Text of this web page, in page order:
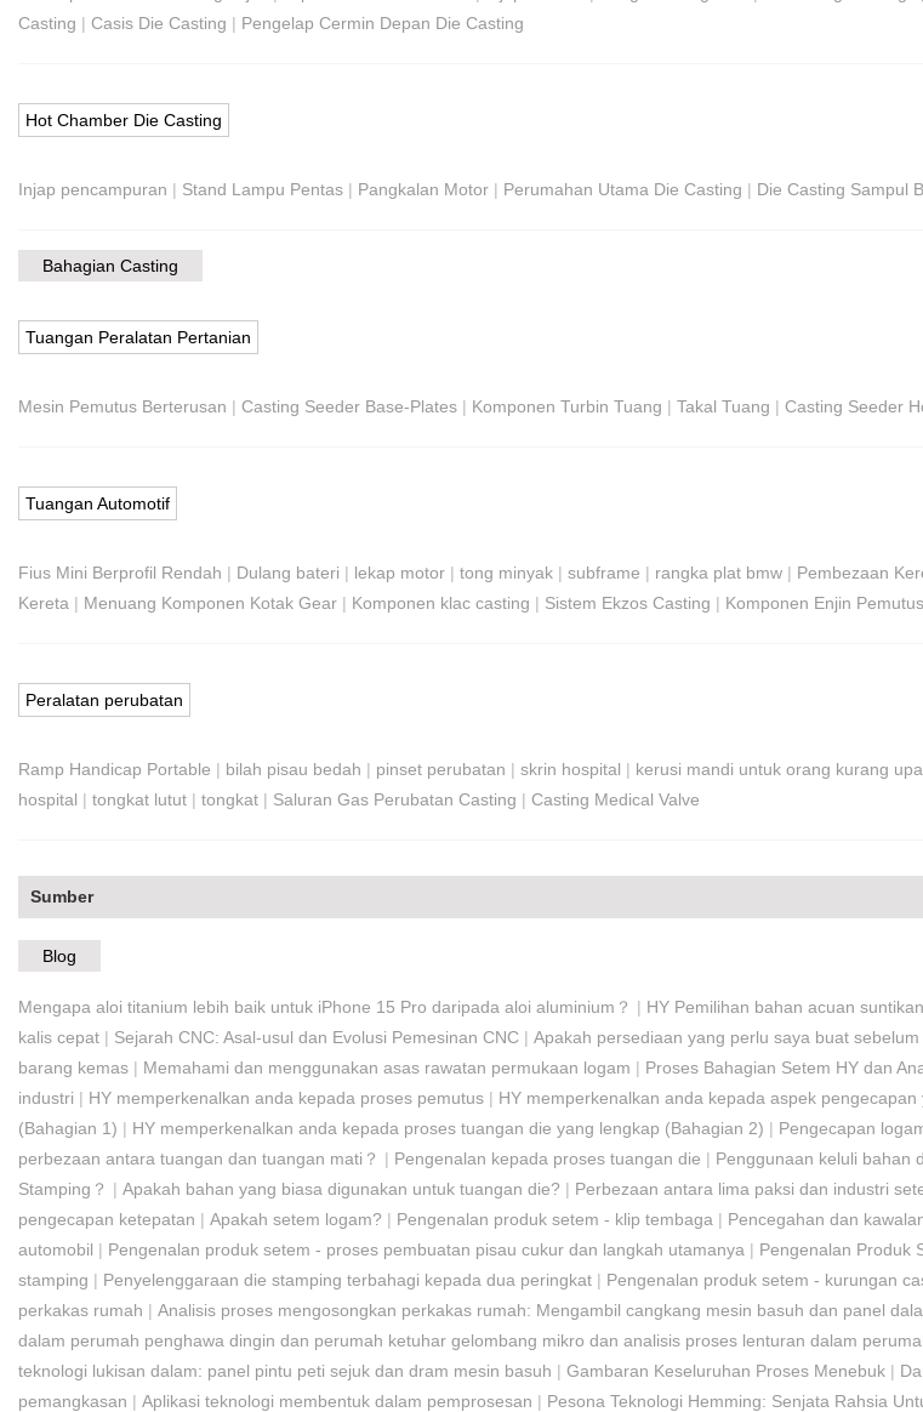
Casting | Casis Die Casting | Pengelap Cermin Depan Die Casting
Hot Chamber Die Casting
Injap pencampuran | Stand Lampu Pentas | Pangkalan Motor | Perumahan Utama Die Casting | Die Casting Sampul
Bahagian Casting
Tuangan Peralatan Pertanian
Mesin Pemutus Berterusan | Casting Seeder Base-Plates | Komponen Turbin Tuang | Takal Tuang | Casting Seeder
Tuangan Automotif
Fius Mini Berprofil Rendah | Dulang bateri | lekap motor | tong minyak | subframe | rangka plat bmw | Pembezaan
Kereta | Menuang Komponen Kotak Gear | Komponen klac casting | Sistem Ekzos Casting | Komponen Enjin Pemutus
Peralatan perubatan
Ramp Handicap Portable | bilah pisau bedah | pinset perubatan | skrin hospital | kerusi mandi untuk orang kurang
hospital | tongkat lutut | tongkat | Saluran Gas Perubatan Casting | Casting Medical Valve
Sumber
Blog
Mengapa aloi titanium lebih baik untuk iPhone 15 Pro daripada aloi aluminium？ | HY Pemilihan bahan acuan suntikan
kalis cepat | Sejarah CNC: Asal-usul dan Evolusi Pemesinan CNC | Apakah persediaan yang perlu saya buat
barang kemas | Memahami dan menggunakan asas rawatan permukaan logam | Proses Bahagian Setem HY dan
industri | HY memperkenalkan anda kepada proses pemutus | HY memperkenalkan anda kepada aspek pengecapan
(Bahagian 1) | HY memperkenalkan anda kepada proses tuangan die yang lengkap (Bahagian 2) | Pengecapan
perbezaan antara tuangan dan tuangan mati？ | Pengenalan kepada proses tuangan die | Penggunaan keluli bahan
Stamping？ | Apakah bahan yang biasa digunakan untuk tuangan die? | Perbezaan antara lima paksi dan industri
pengecapan ketepatan | Apakah setem logam? | Pengenalan produk setem - klip tembaga | Pencegahan dan
automobil | Pengenalan produk setem - proses pembuatan pisau cukur dan langkah utamanya | Pengenalan Produk
stamping | Penyelenggaraan die stamping terbahagi kepada dua peringkat | Pengenalan produk setem - kurungan
perkakas rumah | Analisis proses mengosongkan perkakas rumah: Mengambil cangkang mesin basuh dan panel
dalam perumah penghawa dingin dan perumah ketuhar gelombang mikro dan analisis proses lenturan dalam
teknologi lukisan dalam: panel pintu peti sejuk dan dram mesin basuh | Gambaran Keseluruhan Proses Menebuk |
pemangkasan | Aplikasi teknologi membentuk dalam pemprosesan | Pesona Teknologi Hemming: Senjata Rahsia